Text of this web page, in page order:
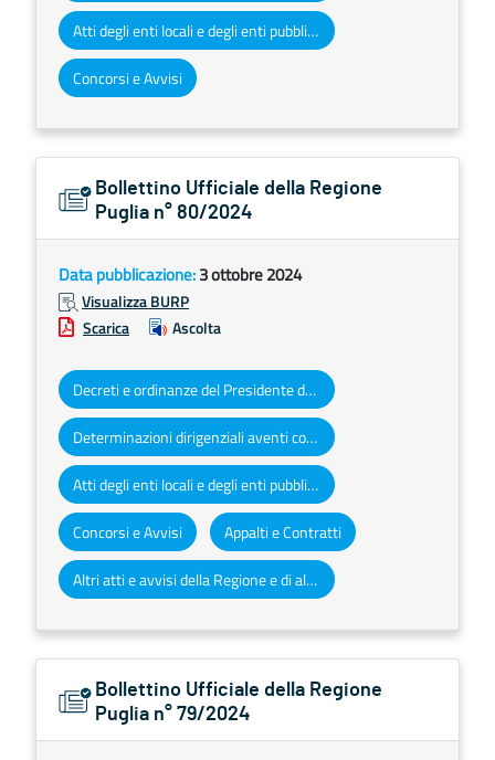
Atti degli enti locali e degli enti pubblici e privati
Concorsi e Avvisi
Bollettino Ufficiale della Regione
Puglia n° 80/2024
Data pubblicazione:3 ottobre 2024
Visualizza BURP
Scarica
Ascolta
Decreti e ordinanze del Presidente della Giunta regionale
Determinazioni dirigenziali aventi contenuto di interesse generale
Atti degli enti locali e degli enti pubblici e privati
Concorsi e Avvisi Appalti e Contratti
Altri atti e avvisi della Regione e di altri enti pubblici che interessano la collettività regionale
Bollettino Ufficiale della Regione
Puglia n° 79/2024